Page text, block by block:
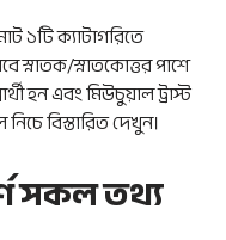
১টি ক্যাটাগরিতে
স্নাতক/স্নাতকোত্তর পাশে
হন এবং মিউচুয়াল ট্রাস্ট
বিস্তারিত দেখুন।
সকল তথ্য